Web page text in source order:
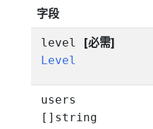
字段
level [必需]
Level
users
[]string